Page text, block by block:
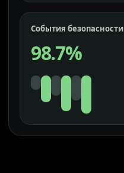
События безопасности
98.7%